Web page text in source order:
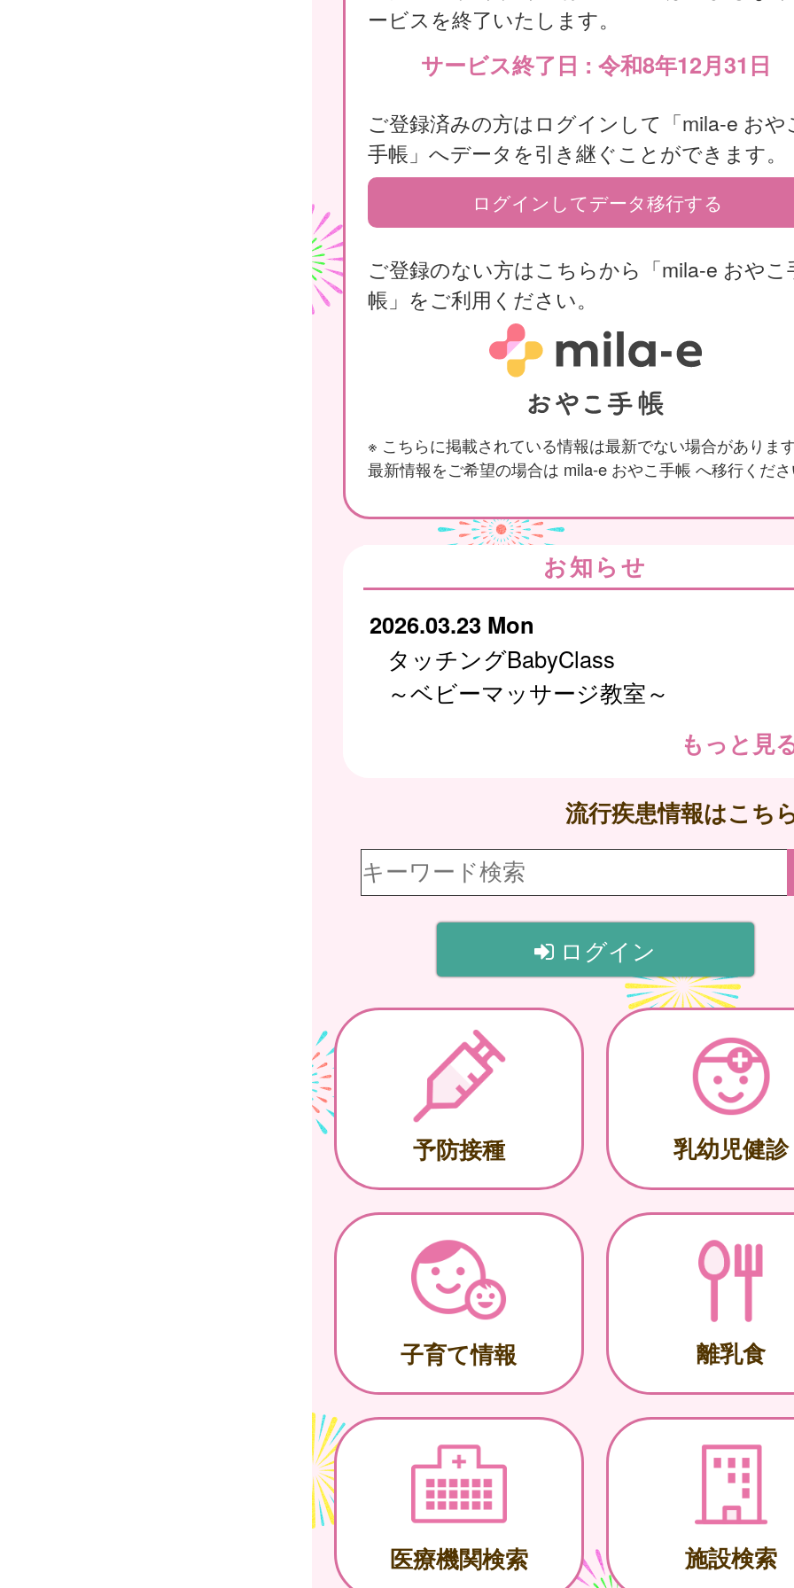
ービスを終了いたします。
サービス終了日 : 令和8年12月31日
ご登録済みの方はログインして「mila-e おや
手帳」へデータを引き継ぐことができます。
ログインしてデータ移行する
ご登録のない方はこちらから「mila-e おやこ
帳」をご利用ください。
※ こちらに掲載されている情報は最新でない場合がありま
最新情報をご希望の場合は mila-e おやこ手帳 へ移行くだ
お知らせ
2026.03.23 Mon
タッチングBabyClass
～ベビーマッサージ教室～
もっと見
流行疾患情報はこち
ログイン
予防接種 乳幼児健診
子育て情報 離乳食
医療機関検索 施設検索